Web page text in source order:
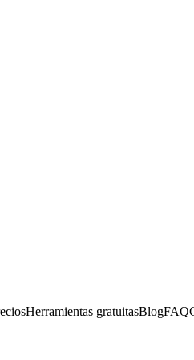
Herramientas gratuitasBlogFAQ